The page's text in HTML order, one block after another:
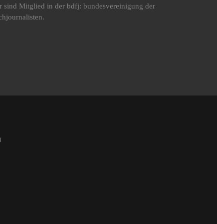
sind Mitglied in der bdfj: bundesvereinigung der